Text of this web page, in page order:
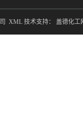
XML 技术支持： 盖德化工